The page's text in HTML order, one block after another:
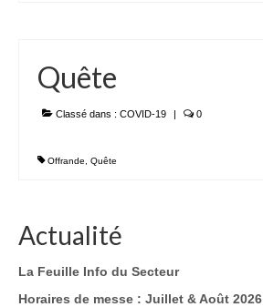
Quête
Classé dans : COVID-19 | 0
Offrande Quête
Actualité
La Feuille Info du Secteur
Horaires de messe : Juillet & Août 2026